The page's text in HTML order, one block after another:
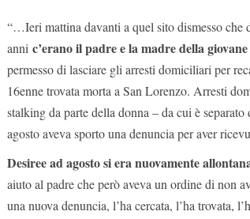
“…Ieri mattina davanti a quel sito dismesso che
anni c’erano il padre e la madre della
permesso di lasciare gli arresti domiciliari per
16enne trovata morta a San Lorenzo. Arresti
stalking da parte della donna – da cui è
agosto aveva sporto una denuncia per aver
Desiree ad agosto si era nuovamente
aiuto al padre che però aveva un ordine di non
una nuova denuncia, l’ha cercata, l’ha trovata,